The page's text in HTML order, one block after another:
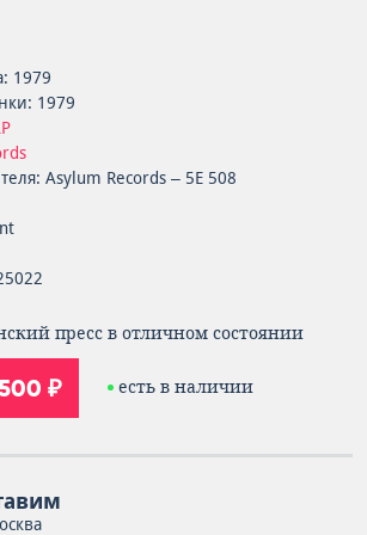
1979
1979
Asylum Records – 5E 508
пресс в отличном состоянии
₽ есть в наличии